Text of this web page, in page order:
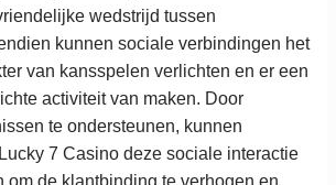
wedstrijd tussen
kunnen sociale verbindingen het
van kansspelen verlichten en er een
activiteit van maken. Door
te ondersteunen, kunnen
7 Casino deze sociale interactie